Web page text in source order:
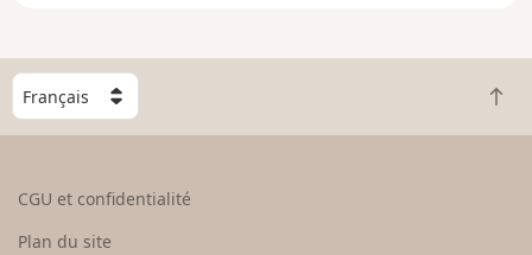
g
n
C
h
o
R
e
CGU et confidentialité
Plan du site